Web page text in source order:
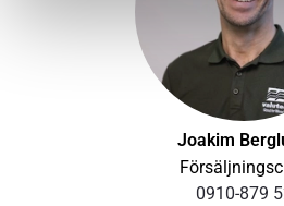
uppbyggda av likvärdiga
byggsystemet.
täckplåtar med god isolering mot
Elementen hålls samman av en
tätningslist. Lagrade tappar ger
portramarnas tätningsyta.
Joakim
0910-879